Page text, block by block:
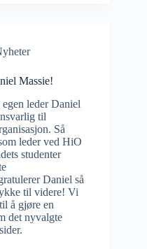
Massie!
leder Daniel
til
Så
leder ved HiO
studenter
Daniel så
til videre! Vi
å gjøre en
det nyvalgte